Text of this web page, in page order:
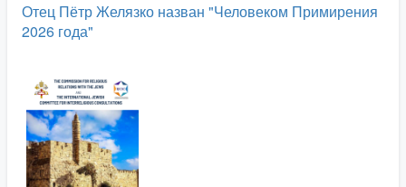
Отец Пётр Желязко назван "Человеком Примирения
2026 года"